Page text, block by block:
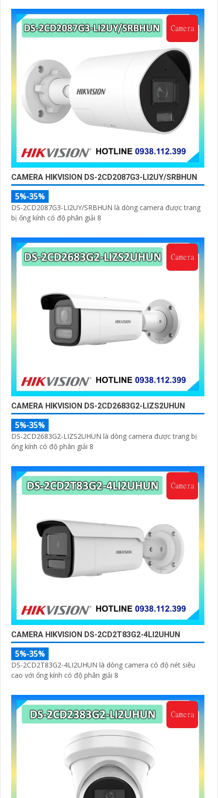
CAMERA HIKVISION DS-2CD2087G3-LI2UY/SRBHUN
5%-35%
DS-2CD2087G3-LI2UY/SRBHUN là dòng camera được trang
bị ống kính có độ phân giải 8
CAMERA HIKVISION DS-2CD2683G2-LIZS2UHUN
5%-35%
DS-2CD2683G2-LIZS2UHUN là dòng camera được trang bị
ống kính có độ phân giải 8
CAMERA HIKVISION DS-2CD2T83G2-4LI2UHUN
5%-35%
DS-2CD2T83G2-4LI2UHUN là dòng camera có độ nét siêu
cao với ống kính có độ phân giải 8